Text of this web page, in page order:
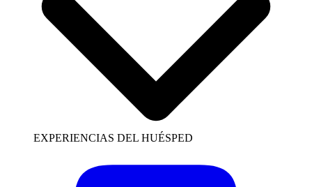
EXPERIENCIAS DEL HUÉSPED